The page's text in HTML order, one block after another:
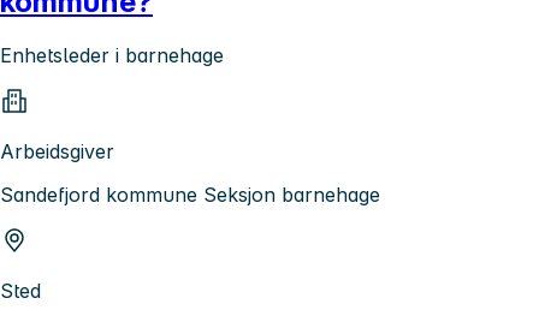
Enhetsleder i barnehage
Arbeidsgiver
Sandefjord kommune Seksjon barnehage
Sted